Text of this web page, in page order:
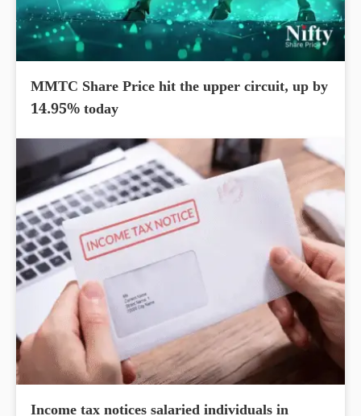
MMTC Share Price hit the upper circuit, up by
14.95% today